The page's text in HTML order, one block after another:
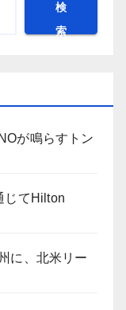
検
索
が鳴らすトン
じてHilton
に、北米リー